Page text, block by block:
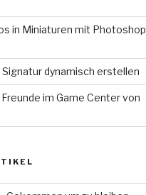
in Miniaturen mit Photoshop
Signatur dynamisch erstellen
im Game Center von